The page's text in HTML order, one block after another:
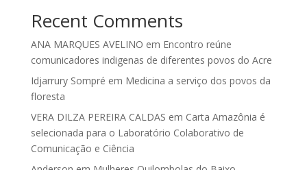
Recent Comments
ANA MARQUES AVELINO em Encontro reúne
comunicadores indigenas de diferentes povos do Acre
Idjarrury Sompré em Medicina a serviço dos povos da
floresta
VERA DILZA PEREIRA CALDAS em Carta Amazônia é
selecionada para o Laboratório Colaborativo de
Comunicação e Ciência